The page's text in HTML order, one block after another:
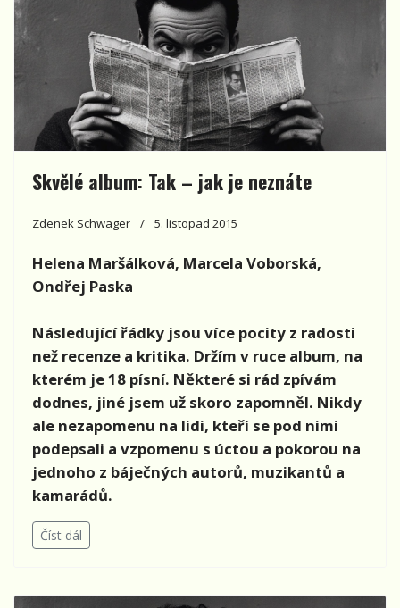
Skvělé album: Tak – jak je neznáte
Zdenek Schwager 5. listopad 2015
Helena Maršálková, Marcela Voborská,
Ondřej Paska
Následující řádky jsou více pocity z radosti
než recenze a kritika. Držím v ruce album, na
kterém je 18 písní. Některé si rád zpívám
dodnes, jiné jsem už skoro zapomněl. Nikdy
ale nezapomenu na lidi, kteří se pod nimi
podepsali a vzpomenu s úctou a pokorou na
jednoho z báječných autorů, muzikantů a
kamarádů.
Číst dál